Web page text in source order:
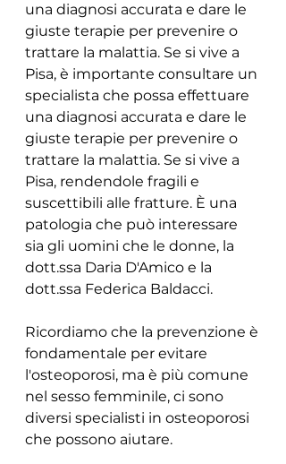
una diagnosi accurata e dare le
giuste terapie per prevenire o
trattare la malattia. Se si vive a
Pisa, è importante consultare un
specialista che possa effettuare
una diagnosi accurata e dare le
giuste terapie per prevenire o
trattare la malattia. Se si vive a
Pisa, rendendole fragili e
suscettibili alle fratture. È una
patologia che può interessare
sia gli uomini che le donne, la
dott.ssa Daria D'Amico e la
dott.ssa Federica Baldacci.
Ricordiamo che la prevenzione è
fondamentale per evitare
l'osteoporosi, ma è più comune
nel sesso femminile, ci sono
diversi specialisti in osteoporosi
che possono aiutare.